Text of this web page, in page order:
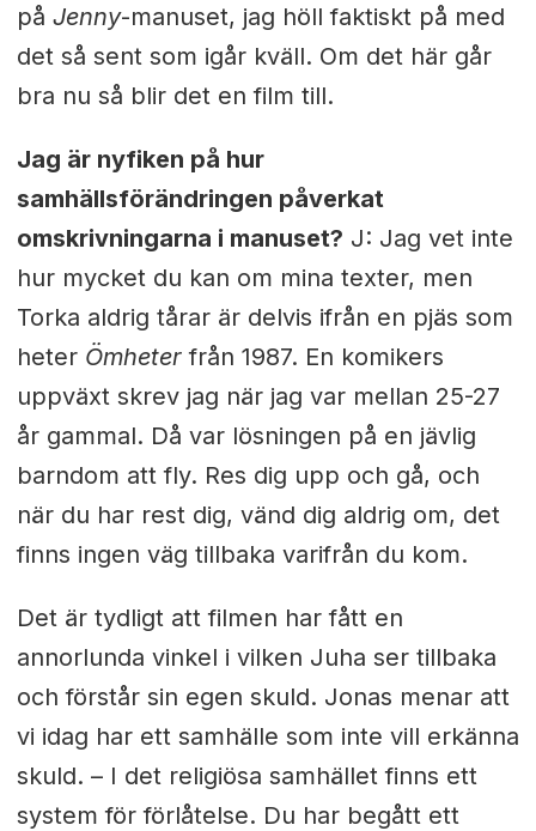
på Jenny-manuset, jag höll faktiskt på med
det så sent som igår kväll. Om det här går
bra nu så blir det en film till.
Jag är nyfiken på hur
samhällsförändringen påverkat
omskrivningarna i manuset? J: Jag vet inte
hur mycket du kan om mina texter, men
Torka aldrig tårar är delvis ifrån en pjäs som
heter Ömheterfrån 1987. En komikers
uppväxt skrev jag när jag var mellan 25-27
år gammal. Då var lösningen på en jävlig
barndom att fly. Res dig upp och gå, och
när du har rest dig, vänd dig aldrig om, det
finns ingen väg tillbaka varifrån du kom.
Det är tydligt att filmen har fått en
annorlunda vinkel i vilken Juha ser tillbaka
och förstår sin egen skuld. Jonas menar att
vi idag har ett samhälle som inte vill erkänna
skuld. – I det religiösa samhället finns ett
system för förlåtelse. Du har begått ett